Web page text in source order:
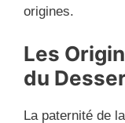
origines.
Les
du
La paternité de